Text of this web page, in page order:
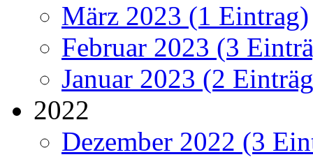
März 2023 (1 Eintrag)
Februar 2023 (3
Januar 2023 (2
2022
Dezember 2022 (3